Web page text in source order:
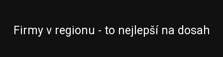
Firmy v regionu - to nejlepší na dosah